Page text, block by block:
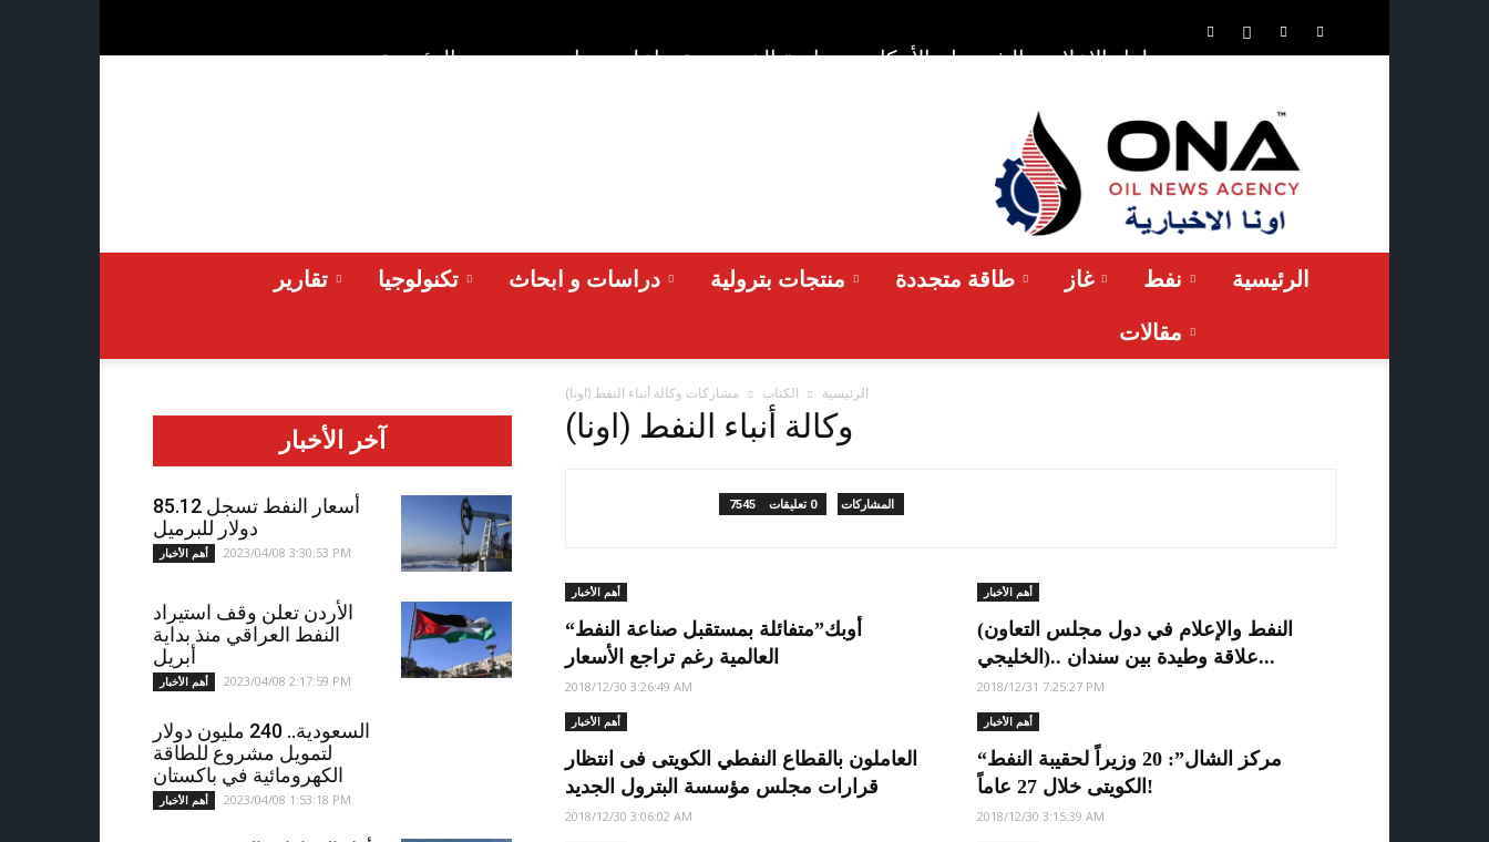
Saturday 2026-08-08 الرئيسية من نحن اعلن معنا سياسة الخصوصية الشروط والأحكام حلول الإعلان
ONA™
NEWS
/
أونا
الاخبارية
الرئيسية نفط غاز طاقة متجددة منتجات بترولية دراسات و ابحاث تكنولوجيا
تقارير
مقالات
الرئيسية الكتاب مشاركات وكالة أنباء النفط (اونا)
وكالة أنباء النفط (اونا)
7545 المشاركات 0 تعليقات
أهم الأخبار
(النفط والإعلام في دول مجلس التعاون
الخليجي).. علاقة وطيدة بين سندان...
2018/12/31 7:25:27 PM
أهم الأخبار
“أوبك”متفائلة بمستقبل صناعة النفط
العالمية رغم تراجع الأسعار
2018/12/30 3:26:49 AM
أهم الأخبار
“مركز الشال”: 20 وزيراً لحقيبة النفط
الكويتى خلال 27 عاماً!
2018/12/30 3:15:39 AM
أهم الأخبار
العاملون بالقطاع النفطي الكويتى فى انتظار
قرارات مجلس مؤسسة البترول الجديد
2018/12/30 3:06:02 AM
آخر الأخبار
أسعار النفط تسجل 85.12
دولار للبرميل
أهم الأخبار 2023/04/08 3:30:53 PM
الأردن تعلن وقف استيراد
النفط العراقي منذ بداية
أبريل
أهم الأخبار 2023/04/08 2:17:59 PM
السعودية.. 240 مليون دولار
لتمويل مشروع للطاقة
الكهرومائية في باكستان
أهم الأخبار 2023/04/08 1:53:18 PM